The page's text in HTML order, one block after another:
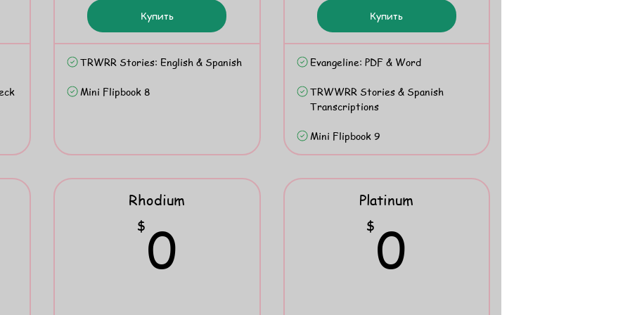
Купить
TRWRR Stories: English & Spanish
Mini Flipbook 8
Купить
Evangeline: PDF & Word
TRWWRR Stories & Spanish
Transcriptions
Mini Flipbook 9
Rhodium
$ 0
Platinum
$ 0